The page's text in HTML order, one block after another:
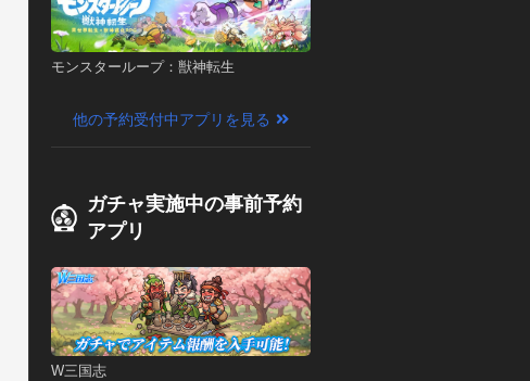
モンスターループ：獣神転生
他の予約受付中アプリを見る
ガチャ実施中の事前予約
アプリ
W三国志